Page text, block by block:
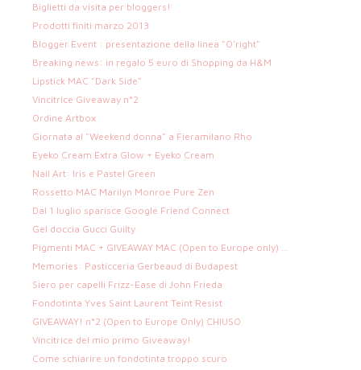
Biglietti da visita per bloggers!
Prodotti finiti marzo 2013
Blogger Event : presentazione della linea "O'right"
Breaking news: in regalo 5 euro di Shopping da H&M
Lipstick MAC "Dark Side"
Vincitrice Giveaway n°2
Ordine Artbox
Giornata al "Weekend donna" a Fieramilano Rho
Eyeko Cream Extra Glow + Eyeko Cream
Nail Art: Iris e Pastel Green
Rossetto MAC Marilyn Monroe Pure Zen
Dal 1 luglio sparisce Google Friend Connect
Gel doccia Gucci Guilty
Pigmenti MAC + GIVEAWAY MAC (Open to Europe only) ...
Memories: Pasticceria Gerbeaud di Budapest
Siero per capelli Frizz-Ease di John Frieda
Fondotinta Yves Saint Laurent Teint Resist
GIVEAWAY! n°2 (Open to Europe Only) CHIUSO
Vincitrice del mio primo Giveaway!
Come schiarire un fondotinta troppo scuro